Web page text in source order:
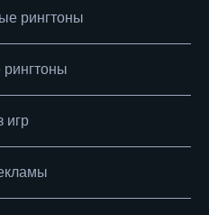
рингтоны
рингтоны
игр